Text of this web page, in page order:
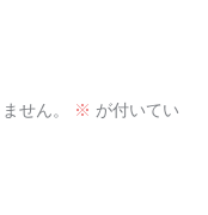
せん。 ※ が付いてい